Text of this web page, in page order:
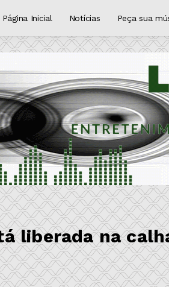
Página Inicial Notícias Peça sua
liberada na